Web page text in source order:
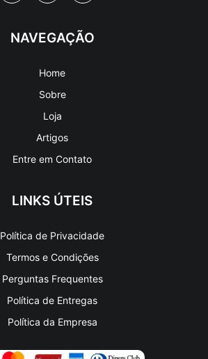
NAVEGAÇÃO
Home
Sobre
Loja
Artigos
Entre em Contato
LINKS ÚTEIS
Política de Privacidade
Termos e Condições
Perguntas Frequentes
Política de Entregas
Política da Empresa